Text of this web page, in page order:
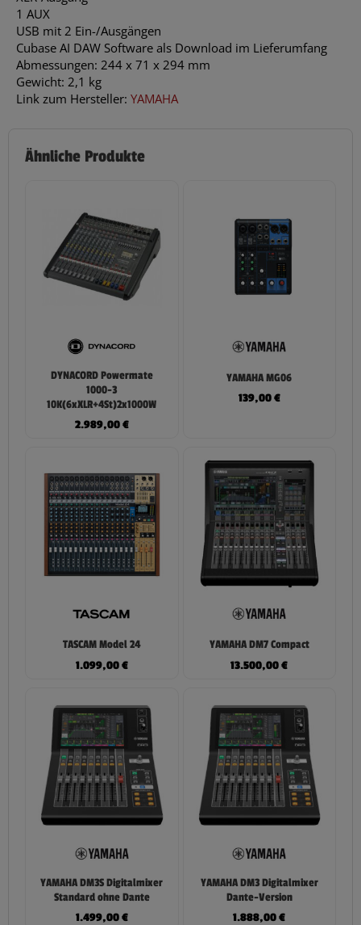
1 AUX
USB mit 2 Ein-/Ausgängen
Cubase AI DAW Software als Download im Lieferumfang
Abmessungen: 244 x 71 x 294 mm
Gewicht: 2,1 kg
Link zum Hersteller: YAMAHA
Ähnliche Produkte
DYNACORD Powermate
1000-3
10K(6xXLR+4St)2x1000W
2.989,00€
YAMAHA MG06
139,00€
TASCAM Model 24
1.099,00€
YAMAHA DM7 Compact
13.500,00€
YAMAHA DM3S Digitalmixer
Standard ohne Dante
1.499,00€
YAMAHA DM3 Digitalmixer
Dante-Version
1.888,00€